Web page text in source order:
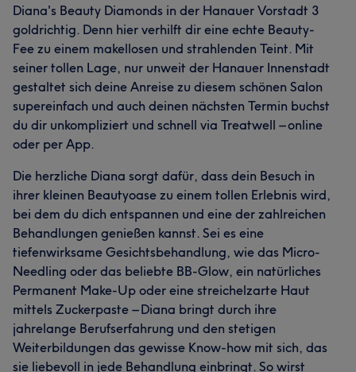
Diana's Beauty Diamonds in der Hanauer Vorstadt 3
goldrichtig. Denn hier verhilft dir eine echte Beauty-
Fee zu einem makellosen und strahlenden Teint. Mit
seiner tollen Lage, nur unweit der Hanauer Innenstadt
gestaltet sich deine Anreise zu diesem schönen Salon
supereinfach und auch deinen nächsten Termin buchst
du dir unkompliziert und schnell via Treatwell – online
oder per App.
Die herzliche Diana sorgt dafür, dass dein Besuch in
ihrer kleinen Beautyoase zu einem tollen Erlebnis wird,
bei dem du dich entspannen und eine der zahlreichen
Behandlungen genießen kannst. Sei es eine
tiefenwirksame Gesichtsbehandlung, wie das Micro-
Needling oder das beliebte BB-Glow, ein natürliches
Permanent Make-Up oder eine streichelzarte Haut
mittels Zuckerpaste – Diana bringt durch ihre
jahrelange Berufserfahrung und den stetigen
Weiterbildungen das gewisse Know-how mit sich, das
sie liebevoll in jede Behandlung einbringt. So wirst